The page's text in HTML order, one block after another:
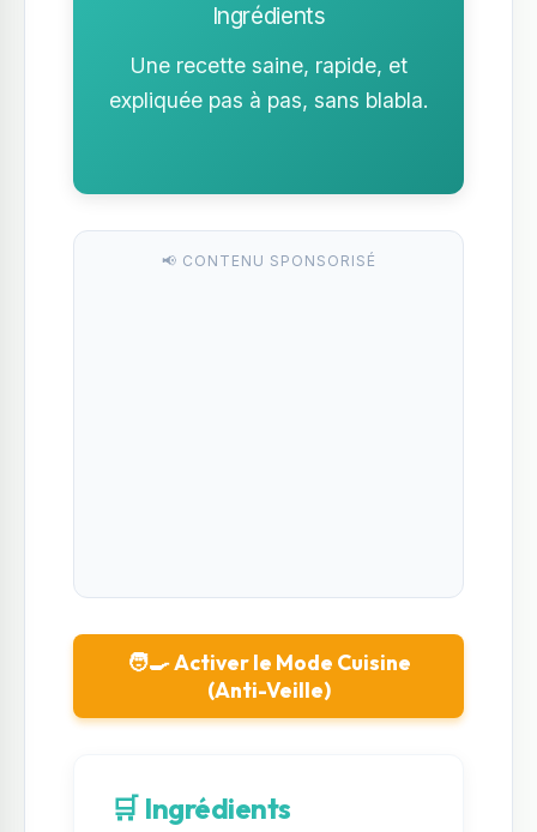
Ingrédients
Une recette saine, rapide, et
expliquée pas à pas, sans blabla.
📢 CONTENU SPONSORISÉ
🧑‍🍳 Activer le Mode Cuisine
(Anti-Veille)
🛒 Ingrédients